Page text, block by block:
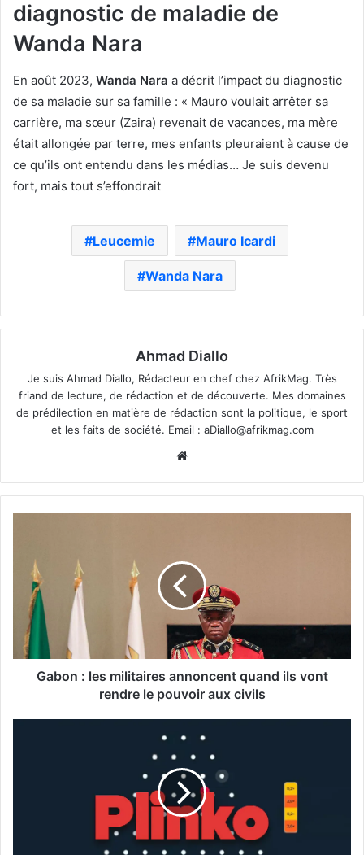
diagnostic de maladie de
Wanda Nara
En août 2023, Wanda Nara a décrit l’impact du diagnostic
de sa maladie sur sa famille : « Mauro voulait arrêter sa
carrière, ma sœur (Zaira) revenait de vacances, ma mère
était allongée par terre, mes enfants pleuraient à cause de
ce qu’ils ont entendu dans les médias… Je suis devenu
fort, mais tout s’effondrait
Leucemie Mauro Icardi
Wanda Nara
Ahmad Diallo
Je suis Ahmad Diallo, Rédacteur en chef chez AfrikMag. Très
friand de lecture, de rédaction et de découverte. Mes domaines
de prédilection en matière de rédaction sont la politique, le sport
et les faits de société. Email : aDiallo@afrikmag.com
Gabon : les militaires annoncent quand ils vont
rendre le pouvoir aux civils